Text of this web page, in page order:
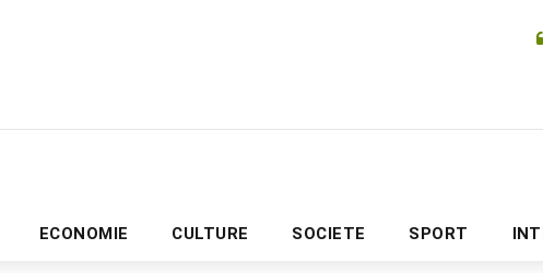
ECONOMIE CULTURE SOCIETE SPORTPUBLICITÉ